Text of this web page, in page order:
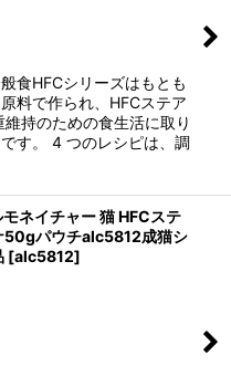
食HFCシリーズはもとも
料で作られ、HFCステア
持のための食生活に取り
す。 4 つのレシピは、調
ネイチャー 猫 HFCステ
50gパウチalc5812成猫シ
[alc5812]